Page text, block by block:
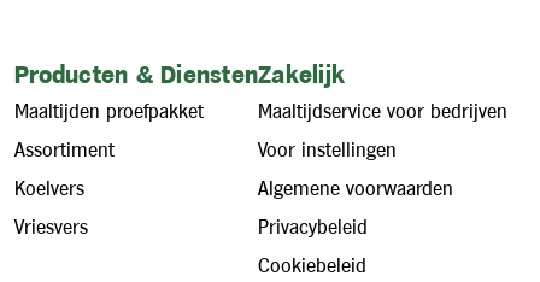
Producten & Diensten
Maaltijden proefpakket
Assortiment
Koelvers
Vriesvers
Zakelijk
Maaltijdservice voor bedrijven
Voor instellingen
Algemene voorwaarden
Privacybeleid
Cookiebeleid